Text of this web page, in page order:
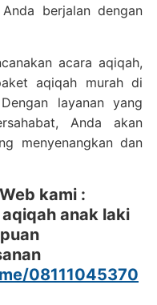
berjalan dengan
acara aqiqah,
aqiqah murah di
layanan yang
Anda akan
menyenangkan dan
kami :
anak laki
08111045370